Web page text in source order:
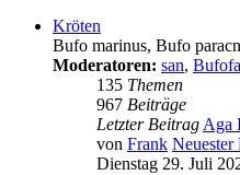
Kröten
Bufo marinus, Bufo
Moderatoren: san,
135 Themen
967 Beiträge
Letzter BeitragAga
von Frank Neuester
Dienstag 29. Juli